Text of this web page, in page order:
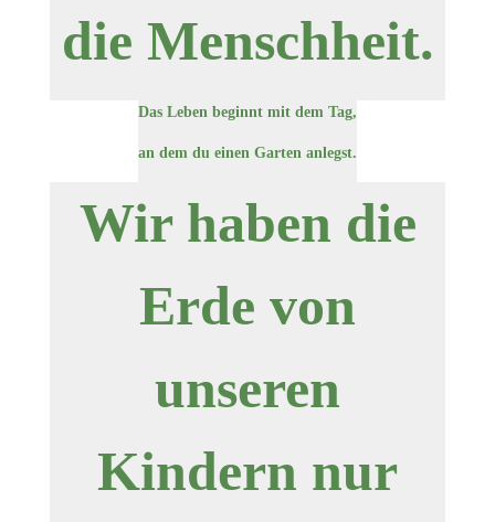
die Menschheit.
Das Leben beginnt mit dem Tag,
an dem du einen Garten anlegst.
Wir haben die
Erde von
unseren
Kindern nur